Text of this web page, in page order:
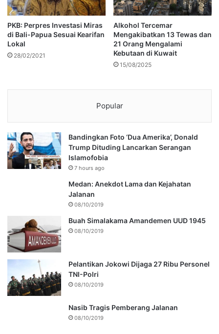
PKB: Perpres Investasi Miras
di Bali-Papua Sesuai Kearifan
Lokal
28/02/2021
Alkohol Tercemar
Mengakibatkan 13 Tewas dan
21 Orang Mengalami
Kebutaan di Kuwait
15/08/2025
Popular
Bandingkan Foto ‘Dua Amerika’, Donald
Trump Dituding Lancarkan Serangan
Islamofobia
7 hours ago
Medan: Anekdot Lama dan Kejahatan
Jalanan
08/10/2019
Buah Simalakama Amandemen UUD 1945
08/10/2019
Pelantikan Jokowi Dijaga 27 Ribu Personel
TNI-Polri
08/10/2019
Nasib Tragis Pemberang Jalanan
08/10/2019